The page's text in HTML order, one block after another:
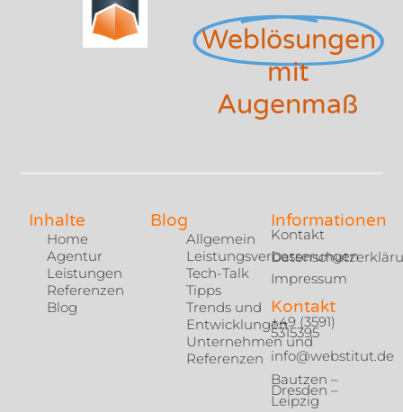
Weblösungen
mit
Augenmaß
Inhalte
Home
Agentur
Leistungen
Referenzen
Blog
Blog
Allgemein
Leistungsverbesserungen
Tech-Talk
Tipps
Trends und
Entwicklungen
Unternehmen und
Referenzen
Informationen
Kontakt
Impressum
Kontakt
+49 (3591)
5315395
info@webstitut.de
Bautzen –
Dresden –
Leipzig